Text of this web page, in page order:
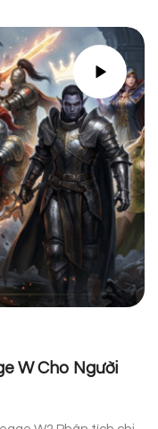
W Cho Người